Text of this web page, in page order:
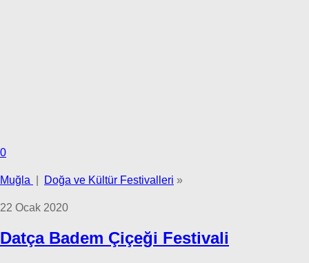
0
Muğla Doğa ve Kültür Festivalleri »
22 Ocak 2020
Datça Badem Çiçeği Festivali